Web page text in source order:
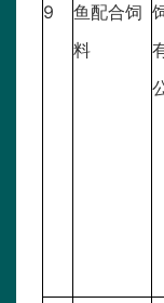
9
鱼配合饲
料